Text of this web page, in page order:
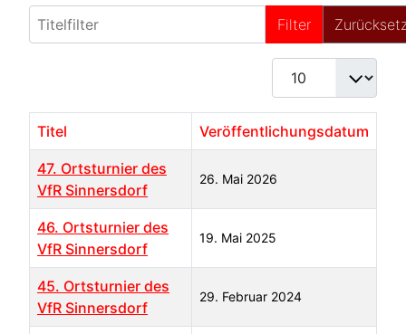
Titelfilter Filter
Anzeige #
Titel Veröffentlichungsdatum
47. Ortsturnier des
VfR Sinnersdorf
26. Mai 2026
46. Ortsturnier des
VfR Sinnersdorf
19. Mai 2025
45. Ortsturnier des
VfR Sinnersdorf
29. Februar 2024